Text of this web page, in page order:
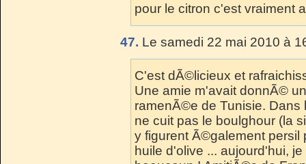
pour le citron c'est vraiment
47. Le samedi 22 mai 2010 à
C'est dÃ©licieux et
Une amie m'avait donnÃ©
ramenÃ©e de Tunisie. Dans
ne cuit pas le boulghour (la
y figurent Ã©galement persil
huile d'olive ... aujourd'hui,